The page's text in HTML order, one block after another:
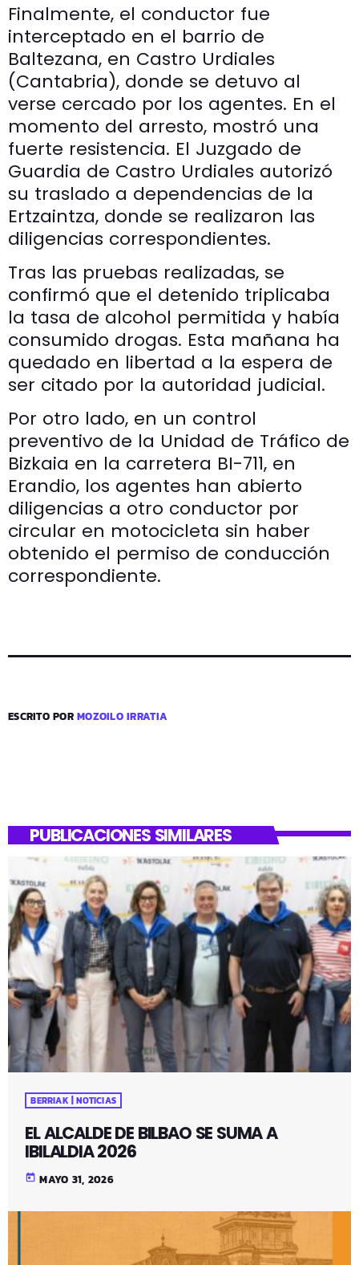
Finalmente, el conductor fue
interceptado en el barrio de
Baltezana, en Castro Urdiales
(Cantabria), donde se detuvo al
verse cercado por los agentes. En el
momento del arresto, mostró una
fuerte resistencia. El Juzgado de
Guardia de Castro Urdiales autorizó
su traslado a dependencias de la
Ertzaintza, donde se realizaron las
diligencias correspondientes.
Tras las pruebas realizadas, se
confirmó que el detenido triplicaba
la tasa de alcohol permitida y había
consumido drogas. Esta mañana ha
quedado en libertad a la espera de
ser citado por la autoridad judicial.
Por otro lado, en un control
preventivo de la Unidad de Tráfico de
Bizkaia en la carretera BI-711, en
Erandio, los agentes han abierto
diligencias a otro conductor por
circular en motocicleta sin haber
obtenido el permiso de conducción
correspondiente.
ESCRITO PORMOZOILO IRRATIA
PUBLICACIONES SIMILARES
BERRIAK | NOTICIAS
EL ALCALDE DE BILBAO SE SUMA A
IBILALDIA 2026
today MAYO 31, 2026